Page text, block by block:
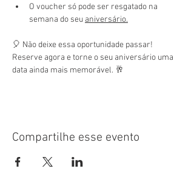
O voucher só pode ser resgatado na
semana do seu aniversário.
🎈 Não deixe essa oportunidade passar!
Reserve agora e torne o seu aniversário uma
data ainda mais memorável. 🥂
Compartilhe esse evento